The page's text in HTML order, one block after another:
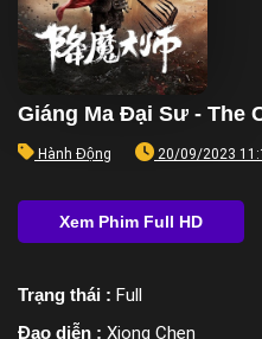
Giáng Ma Đại Sư - The
Hành Động 20/09/2023
Trạng thái : Full
Đạo diễn : Xiong Chen